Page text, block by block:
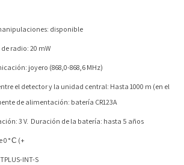
disponible
radio: 20 mW
joyero (868,0-868,6 MHz)
el detector y la unidad central: Hasta 1000 m (en el
de alimentación: batería CR123A
3 V. Duración de la batería: hasta 5 años
0 ° С (+
INT-S